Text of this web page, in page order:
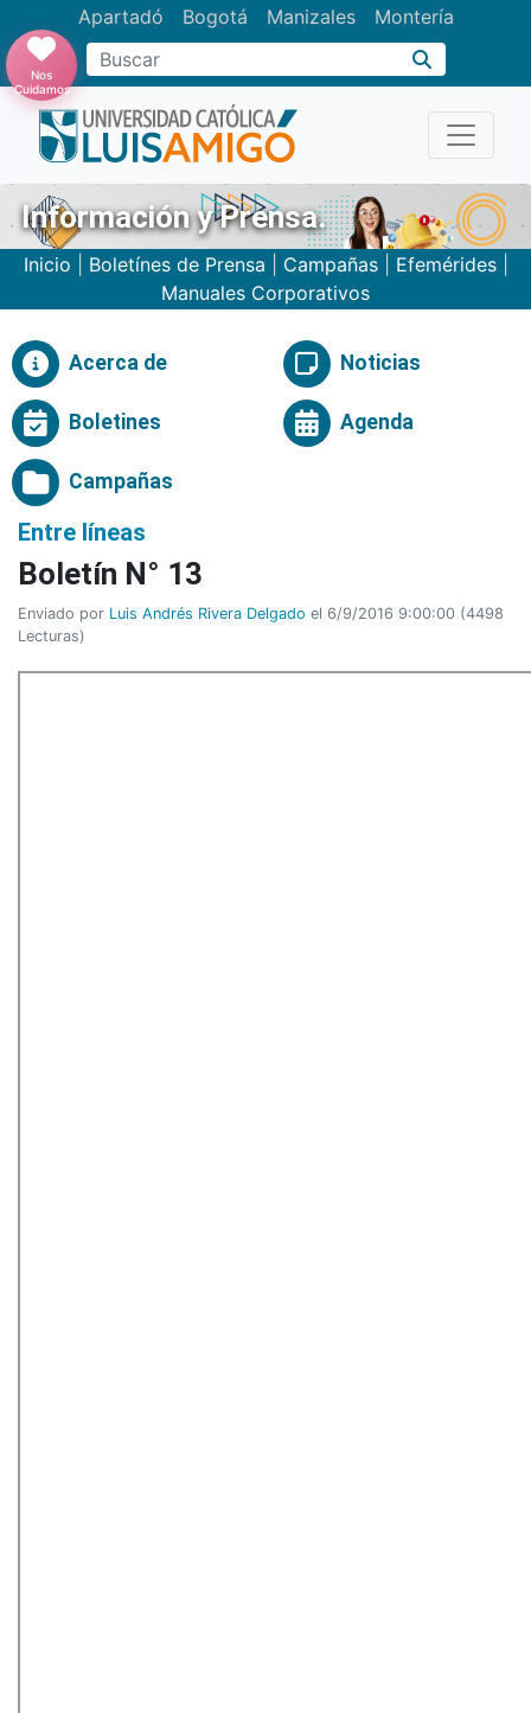
Apartadó Bogotá Manizales Montería
Buscar
Nos
Cuidamos
Información y Prensa.
Inicio Boletínes de Prensa Campañas| Efemérides|
Manuales Corporativos
Acerca de Noticias
Boletines Agenda
Campañas
Entre líneas
Boletín N° 13
Enviado por Luis Andrés Rivera Delgado el 6/9/2016 9:00:00 (4498
Lecturas)